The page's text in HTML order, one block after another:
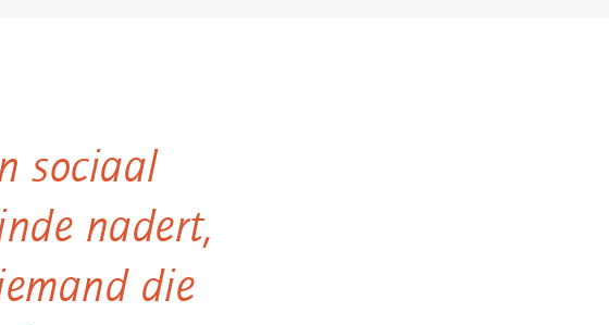
sociaal
nadert,
die